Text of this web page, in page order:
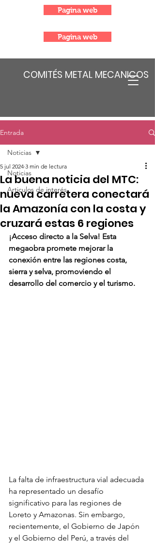
COMITÉS METAL MECANICOS
Pagina web
Pagina web
Entrada
Noticias
Articulos de interés
Noticias
La buena noticia del MTC:
nueva carretera conectará
la Amazonía con la costa y
cruzará estas 6 regiones
5 jul 2024 3 min de lectura
¡Acceso directo a la Selva! Esta
megaobra promete mejorar la
conexión entre las regiones costa,
sierra y selva, promoviendo el
desarrollo del comercio y el turismo.
La falta de infraestructura vial adecuada
ha representado un desafío
significativo para las regiones de
Loreto y Amazonas. Sin embargo,
recientemente, el Gobierno de Japón
y el Gobierno del Perú, a través del